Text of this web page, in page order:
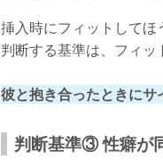
挿入時にフィットして
判断する基準は、フィッ
彼と抱き合ったときに
判断基準③ 性癖が